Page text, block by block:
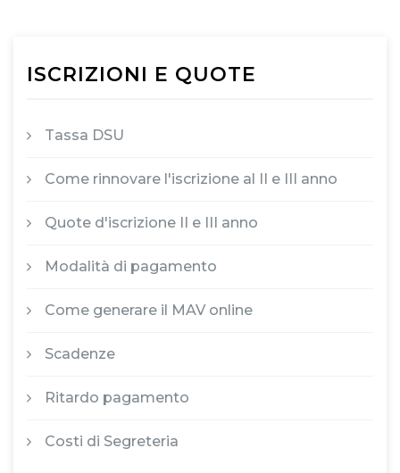
ISCRIZIONI E QUOTE
Tassa DSU
Come rinnovare l'iscrizione al II e III anno
Quote d'iscrizione II e III anno
Modalità di pagamento
Come generare il MAV online
Scadenze
Ritardo pagamento
Costi di Segreteria